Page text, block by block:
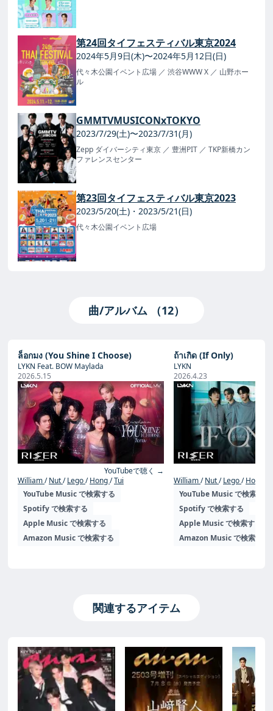
第24回タイフェスティバル東京2024
2024年5月9日(木)〜2024年5月12日(日)
代々木公園イベント広場 ／ 渋谷WWW X ／ 山野ホー
ル
GMMTVMUSICONxTOKYO
2023/7/29(土)〜2023/7/31(月)
Zepp ダイバーシティ東京 ／ 豊洲PIT ／ TKP新橋カン
ファレンスセンター
第23回タイフェスティバル東京2023
2023/5/20(土)・2023/5/21(日)
代々木公園イベント広場
曲/アルバム （12）
ล็อกมง (You Shine I Choose)
LYKN Feat. BOW Maylada
2026.5.15
YouTubeで聴く →
William
Nut Lego Hong Tui
YouTube Music で検索する
Spotify で検索する
Apple Music で検索する
Amazon Music で検索する
ถ้าเกิด (If Only)
LYKN
2026.4.23
William
Nut Lego Hong
YouTube Music で検索する
Spotify で検索する
Apple Music で検索する
Amazon Music で検索する
関連するアイテム